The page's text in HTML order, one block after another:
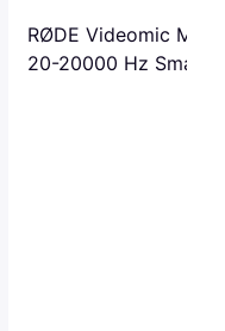
RØDE Videomic Me-
20-20000 Hz